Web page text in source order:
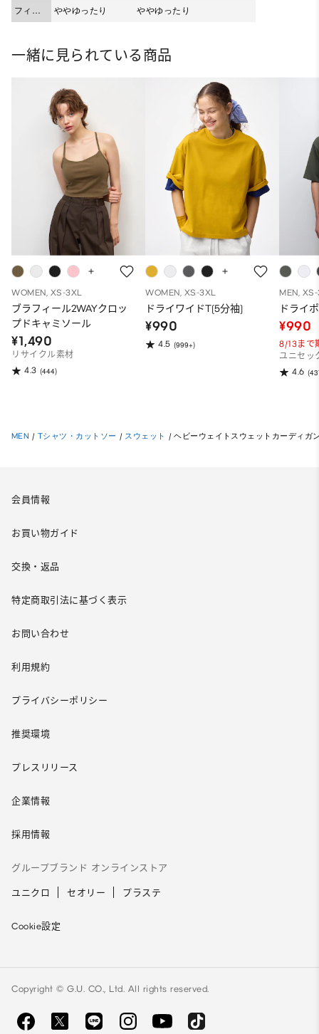
フィッ
ト
ややゆったり ややゆったり
一緒に見られている商品
WOMEN, XS-3XL
ブラフィール2WAYクロッ
プドキャミソール
¥1,490
リサイクル素材
4.3 (444)
WOMEN, XS-3XL
ドライワイドT(5分袖)
¥990
4.5 (999+)
MEN,
ドライ
¥990
8/13まで
ユニセッ
4.6
MEN / Tシャツ・カットソー / スウェット / ヘビーウェイトスウェットカーディガ
会員情報
お買い物ガイド
交換・返品
特定商取引法に基づく表示
お問い合わせ
利用規約
プライバシーポリシー
推奨環境
プレスリリース
企業情報
採用情報
グループブランド オンラインストア
ユニクロ セオリー プラステ
Cookie設定
Copyright © G.U. CO., Ltd. All rights reserved.